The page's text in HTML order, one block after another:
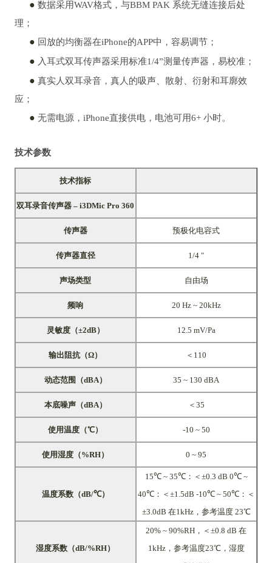
● 数据采用WAV格式，与BBM PAK 系统无缝连接后处
理；
● 回放的均衡器在iPhone的APP中，容易调节；
● 入耳式双耳传声器采用标准1/4”测量传声器，易校准；
● 真实人双耳录音，真人的吸声、散射、衍射和耳廓效
应；
● 无需电源，iPhone直接供电，电池可用6+ 小时。
技术参数
技术指标
双耳录音传声器 – i3DMic Pro 360
传声器 预极化电容式
传声器直径 1/4 "
声场类型 自由场
频响 20 Hz ~ 20kHz
灵敏度（±2dB） 12.5 mV/Pa
输出阻抗（Ω） ＜110
动态范围（dBA） 35 ~ 130 dBA
本底噪声（dBA） ＜35
使用温度（℃） -10 ~ 50
使用湿度（%RH） 0 ~ 95
温度系数（dB/℃）
15℃ ~ 35℃：＜±0.3 dB 0℃ ~
40℃：＜±1.5dB -10℃ ~ 50℃：＜
±3.0dB 在1kHz，参考温度 23℃
湿度系数（dB/%RH）
20% ~ 90%RH，＜±0.8 dB 在
1kHz，参考温度23℃，湿度